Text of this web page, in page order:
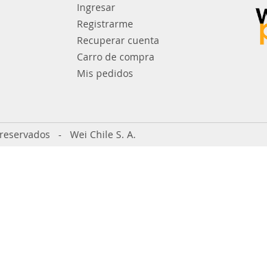
Ingresar
Registrarme
Recuperar cuenta
Carro de compra
Mis pedidos
- Wei Chile S. A.